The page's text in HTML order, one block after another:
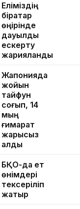
Еліміздің
бірқатар
өңірінде
дауылды
ескерту
жарияланды
Жапонияда
жойқын
тайфун
соғып, 14
мың
ғимарат
жарықсыз
қалды
БҚО-да ет
өнімдері
тексеріліп
жатыр